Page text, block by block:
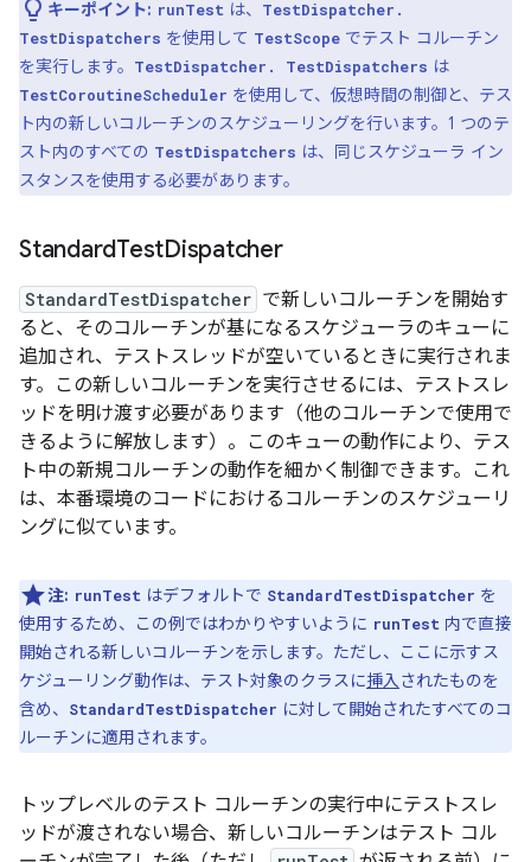
キーポイント: runTest は、
TestDispatcher.
TestDispatchers を使用して TestScope でテスト コルーチン
を実行します。
TestDispatcher. TestDispatchers は
TestCoroutineScheduler を使用して、仮想時間の制御と、テス
ト内の新しいコルーチンのスケジューリングを行います。1 つのテ
スト内のすべての TestDispatchers は、同じスケジューラ イン
スタンスを使用する必要があります。
StandardTestDispatcher
StandardTestDispatcher で新しいコルーチンを開始す
ると、そのコルーチンが基になるスケジューラのキューに
追加され、テストスレッドが空いているときに実行されま
す。この新しいコルーチンを実行させるには、テストスレ
ッドを明け渡す必要があります（他のコルーチンで使用で
きるように解放します）。
このキューの動作により、テス
ト中の新規コルーチンの動作を細かく制御できます。これ
は、本番環境のコードにおけるコルーチンのスケジューリ
ングに似ています。
注: runTest はデフォルトで StandardTestDispatcher を
使用するため、この例ではわかりやすいように runTest 内で直接
開始される新しいコルーチンを示します。ただし、ここに示すス
ケジューリング動作は、テスト対象のクラスに挿入されたものを
含め、
StandardTestDispatcher に対して開始されたすべてのコ
ルーチンに適用されます。
トップレベルのテスト コルーチンの実行中にテストスレ
ッドが渡されない場合、新しいコルーチンはテスト コル